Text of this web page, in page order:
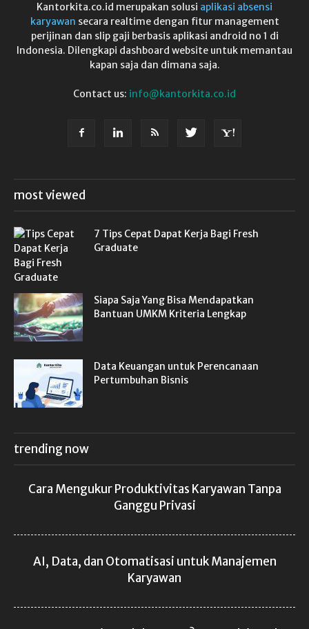
Kantorkita.co.id merupakan solusi aplikasi absensi
karyawan secara realtime dengan fitur management
perijinan dan slip gaji berbasis aplikasi android no 1 di
Indonesia. Dilengkapi dashboard website untuk memantau
kapan saja dan dimana saja.
Contact us: info@kantorkita.co.id
most viewed
7 Tips Cepat Dapat Kerja Bagi Fresh
Graduate
Siapa Saja Yang Bisa Mendapatkan
Bantuan UMKM Kriteria Lengkap
Data Keuangan untuk Perencanaan
Pertumbuhan Bisnis
trending now
Cara Mengukur Produktivitas Karyawan Tanpa
Ganggu Privasi
AI, Data, dan Otomatisasi untuk Manajemen
Karyawan